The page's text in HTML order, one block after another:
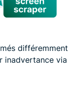
différemment
inadvertance via